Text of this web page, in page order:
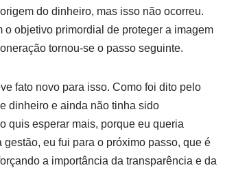
do dinheiro, mas isso não ocorreu.
objetivo primordial de proteger a imagem
tornou-se o passo seguinte.
fato novo para isso. Como foi dito pelo
dinheiro e ainda não tinha sido
quis esperar mais, porque eu queria
eu fui para o próximo passo, que é
a importância da transparência e da